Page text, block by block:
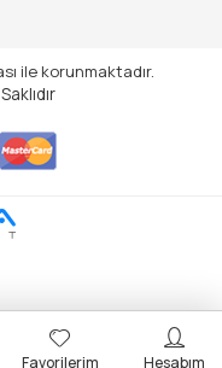
ile korunmaktadır.
Favorilerim
Hesabım